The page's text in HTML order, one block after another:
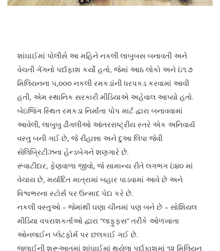
શાંઘાઈમાં પોલીસે આ મહિને નકલી લાબુબસ બનાવતી અને
વેચતી ગેંગનો પર્દાફાશ કર્યો હતો, જેમાં આઠ લોકો અને ઇં૧.૭
મિલિયનના ૫,૦૦૦ નકલી રમકડાંની ધરપકડ કરવામાં આવી
હતી, એમ સ્થાનિક સરકારી મીડિયાએ અહેવાલ આપ્યો હતો.
બેઇજિંગ સ્થિત રમકડા નિર્માતા પોપ માર્ટ દ્વારા બનાવવામાં
આવેલી, લાબુબુ ઢીંગલીઓ આંતરરાષ્ટ્રીય સ્તરે એક અનિવાર્ય
વસ્તુ બની ગઈ છે, જે રીહાન્ના અને દુઆ લિપા જેવી
સેલિબ્રિટીઝના હેન્ડબેગને શણગારે છે.
રૂંવાટીદાર, ફેણવાળા જીવો, જે સામાન્ય રીતે લગભગ ઇં૪૦ માં
વેચાય છે, મર્યાદિત માત્રામાં બહાર પાડવામાં આવે છે અને
વિશ્વભરના સ્ટોર્સ પર ઉન્માદ પેદા કરે છે.
નકલી વસ્તુઓ – જેમાંથી ઘણા ચીનમાં પણ બને છે – સોશિયલ
મીડિયા વપરાશકર્તાઓ દ્વારા “લાફુફસ” તરીકે ઓળખાતા
ઓનલાઈન પ્લેટફોર્મ પર છલકાઈ ગઈ છે.
જુલાઈની શરૂઆતમાં શાંઘાઈમાં થયેલા પર્દાફાશમાં ૧૨ મિલિયન